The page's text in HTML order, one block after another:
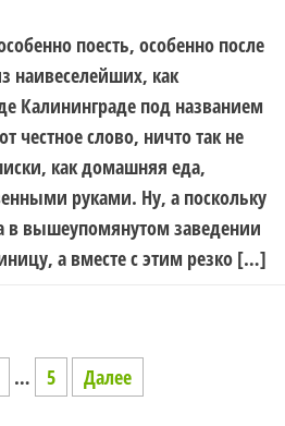
поесть, особенно после
наивеселейших, как
Калининграде под названием
честное слово, ничто так не
как домашняя еда,
руками. Ну, а поскольку
в вышеупомянутом заведении
а вместе с этим резко […]
… 5 Далее